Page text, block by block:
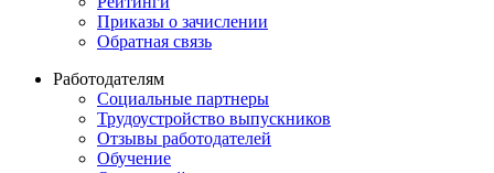
Приказы о зачислении
Обратная связь
Работодателям
Социальные партнеры
Трудоустройство выпускников
Отзывы работодателей
Обучение